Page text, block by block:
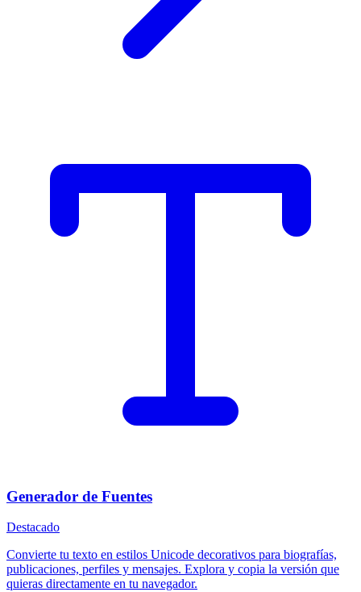
Generador de Fuentes
Destacado
Convierte tu texto en estilos Unicode decorativos para biografías,
publicaciones, perfiles y mensajes. Explora y copia la versión que
quieras directamente en tu navegador.